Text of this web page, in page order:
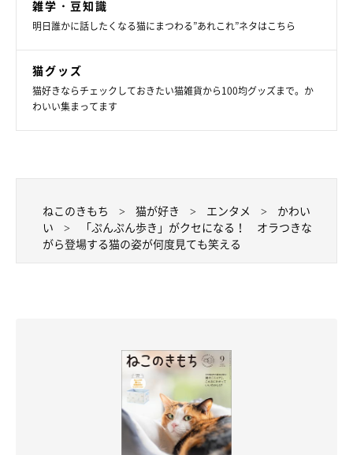
雑学・豆知識
明日誰かに話したくなる猫にまつわる”あれこれ”ネタはこちら
猫グッズ
猫好きならチェックしておきたい猫雑貨から100均グッズまで。か
わいい集まってます
ねこのきもち 猫が好き エンタメ
かわい
い
「ぷんぷん歩き」がクセになる！ オラつきな
がら登場する猫の姿が何度見ても笑える